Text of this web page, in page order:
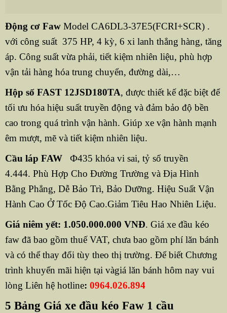
Động cơ Faw Model CA6DL3-37E5(FCRI+SCR) .
với công suất 375 HP, 4 kỳ, 6 xi lanh thẳng hàng, tăng
áp. Công suất vừa phải, tiết kiệm nhiên liệu, phù hợp
vận tải hàng hóa trung chuyển, đường dài,…
Hộp số FAST 12JSD180TA, được thiết kế đặc biệt để
tối ưu hóa hiệu suất truyền động và đảm bảo độ bền
cao trong quá trình vận hành. Giúp xe vận hành mạnh
êm mượt, mẽ và tiết kiệm nhiên liệu.
Cầu láp FAWФ435 khóa vi sai, tỷ số truyền
4.444. Phù Hợp Cho Đường Trường và Địa Hình
Bằng Phẳng, Dễ Bảo Trì, Bảo Dưỡng. Hiệu Suất Vận
Hành Cao Ở Tốc Độ Cao.Giảm Tiêu Hao Nhiên Liệu.
Giá niêm yết: 1.050.000.000 VNĐ. Giá xe đầu kéo
faw đã bao gồm thuế VAT, chưa bao gồm phí lăn bánh
và có thể thay đổi tùy theo thị trường. Để biết Chương
trình khuyến mãi hiện tại vàgiá lăn bánh hôm nay vui
lòng Liên hệ hotline: 0964.026.894
5 Bảng Giá xe đầu kéo Faw 1 cầu